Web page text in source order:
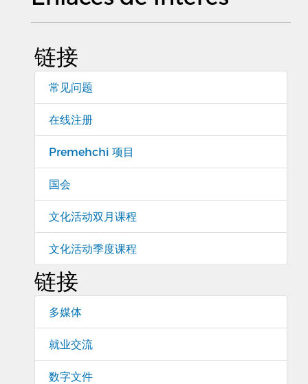
链接
常见问题
在线注册
Premehchi 项目
国会
文化活动双月课程
文化活动季度课程
链接
多媒体
就业交流
数字文件